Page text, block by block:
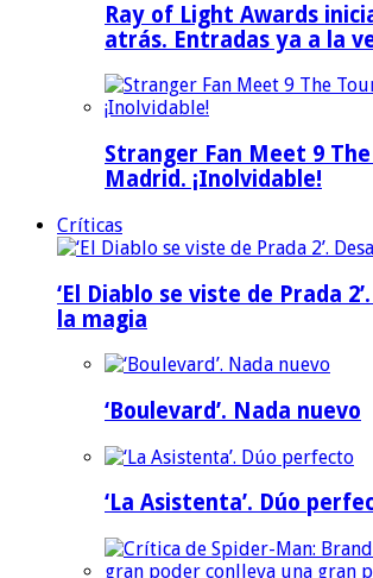
Ray of Light Awards
atrás. Entradas ya a la
Stranger Fan Meet 9 The
Madrid. ¡Inolvidable!
Críticas
‘El Diablo se viste de Prada
la magia
‘Boulevard’. Nada nuevo
‘La Asistenta’. Dúo